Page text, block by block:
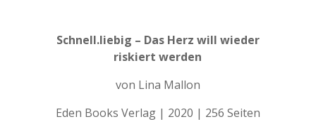
Schnell.liebig – Das Herz will wieder
riskiert werden
von Lina Mallon
Eden Books Verlag | 2020 | 256 Seiten